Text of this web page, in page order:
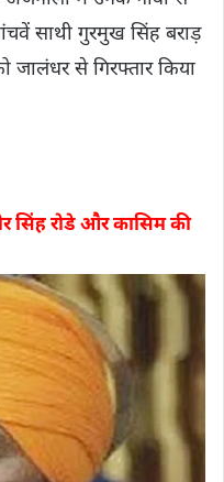
साथी गुरमुख सिंह बराड़
से गिरफ्तार किया
रोडे और कासिम की